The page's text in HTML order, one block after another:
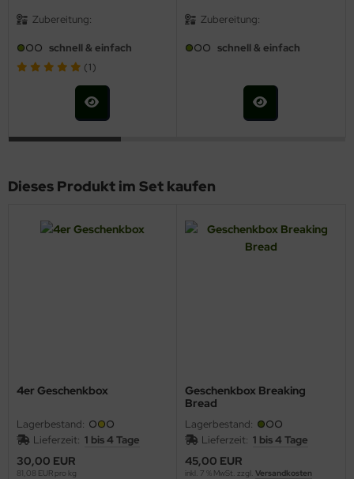
Zubereitung:
schnell & einfach
(1)
Zubereitung:
schnell & einfach
Dieses Produkt im Set kaufen
4er Geschenkbox
Lagerbestand:
Lieferzeit: 1 bis 4 Tage
30,00 EUR
81,08 EUR pro kg
Geschenkbox Breaking
Bread
Lagerbestand:
Lieferzeit: 1 bis 4 Tage
45,00 EUR
inkl. 7 % MwSt. zzgl. Versandkosten